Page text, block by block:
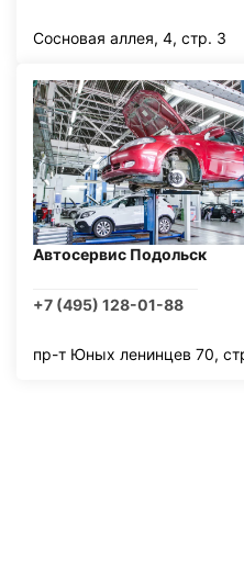
Сосновая аллея, 4, стр. 3
Автосервис Подольск
+7 (495) 128-01-88
пр-т Юных ленинцев 70,